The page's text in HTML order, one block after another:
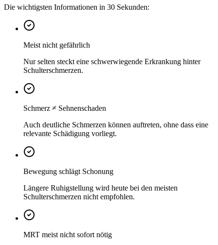
Die wichtigsten Informationen in 30 Sekunden:
Meist nicht gefährlich
Nur selten steckt eine schwerwiegende Erkrankung hinter
Schulterschmerzen.
Schmerz ≠ Sehnenschaden
Auch deutliche Schmerzen können auftreten, ohne dass eine
relevante Schädigung vorliegt.
Bewegung schlägt Schonung
Längere Ruhigstellung wird heute bei den meisten
Schulterschmerzen nicht empfohlen.
MRT meist nicht sofort nötig